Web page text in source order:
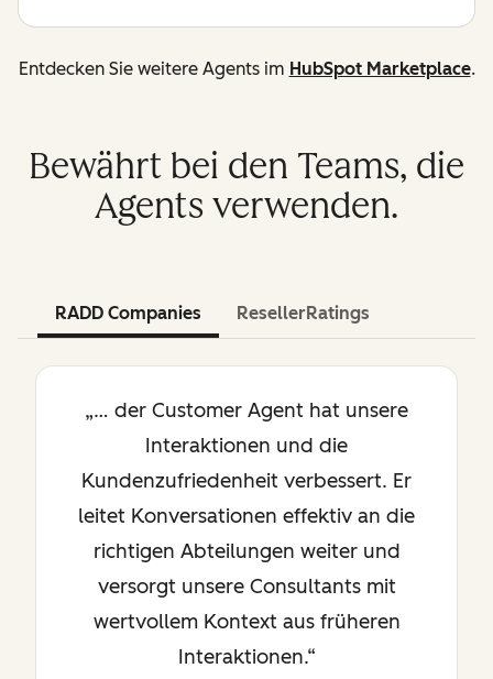
Entdecken Sie weitere Agents im HubSpot Marketplace.
Bewährt bei den Teams, die
Agents verwenden.
RADD Companies ResellerRatings
„… der Customer Agent hat unsere
Interaktionen und die
Kundenzufriedenheit verbessert. Er
leitet Konversationen effektiv an die
richtigen Abteilungen weiter und
versorgt unsere Consultants mit
wertvollem Kontext aus früheren
Interaktionen.“